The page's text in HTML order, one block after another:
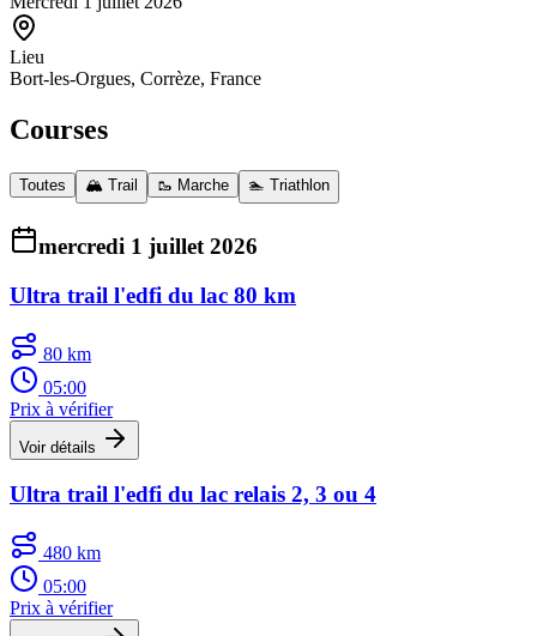
Lieu
Bort-les-Orgues, Corrèze, France
Courses
Toutes 🏔️ Trail 🥾 Marche 🏊 Triathlon
mercredi 1 juillet 2026
Ultra trail l'edfi du lac 80 km
80 km
05:00
Prix à vérifier
Voir détails
Ultra trail l'edfi du lac relais 2, 3 ou 4
480 km
05:00
Prix à vérifier